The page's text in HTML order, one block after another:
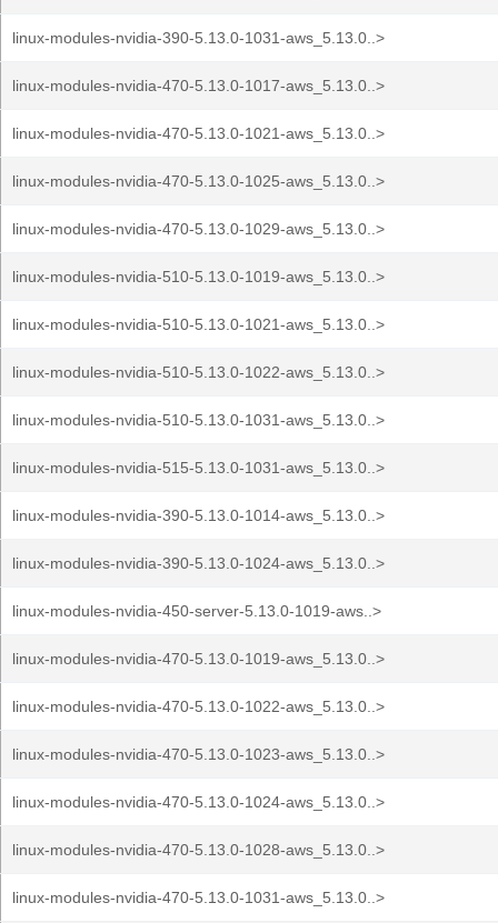
linux-modules-nvidia-390-5.13.0-1031-aws_5.13.0..>
linux-modules-nvidia-470-5.13.0-1017-aws_5.13.0..>
linux-modules-nvidia-470-5.13.0-1021-aws_5.13.0..>
linux-modules-nvidia-470-5.13.0-1025-aws_5.13.0..>
linux-modules-nvidia-470-5.13.0-1029-aws_5.13.0..>
linux-modules-nvidia-510-5.13.0-1019-aws_5.13.0..>
linux-modules-nvidia-510-5.13.0-1021-aws_5.13.0..>
linux-modules-nvidia-510-5.13.0-1022-aws_5.13.0..>
linux-modules-nvidia-510-5.13.0-1031-aws_5.13.0..>
linux-modules-nvidia-515-5.13.0-1031-aws_5.13.0..>
linux-modules-nvidia-390-5.13.0-1014-aws_5.13.0..>
linux-modules-nvidia-390-5.13.0-1024-aws_5.13.0..>
linux-modules-nvidia-450-server-5.13.0-1019-aws..>
linux-modules-nvidia-470-5.13.0-1019-aws_5.13.0..>
linux-modules-nvidia-470-5.13.0-1022-aws_5.13.0..>
linux-modules-nvidia-470-5.13.0-1023-aws_5.13.0..>
linux-modules-nvidia-470-5.13.0-1024-aws_5.13.0..>
linux-modules-nvidia-470-5.13.0-1028-aws_5.13.0..>
linux-modules-nvidia-470-5.13.0-1031-aws_5.13.0..>